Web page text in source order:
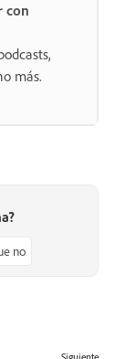
con
más.
no